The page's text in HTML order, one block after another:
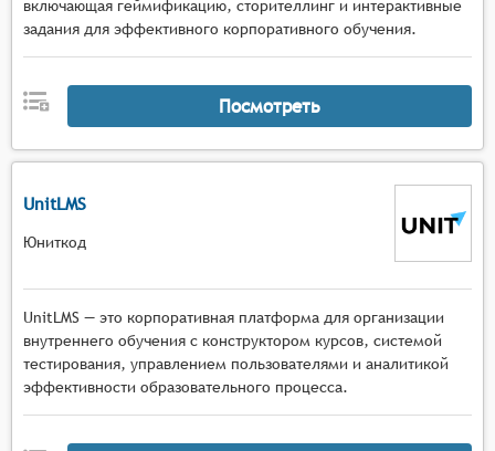
включающая геймификацию, сторителлинг и интерактивные
задания для эффективного корпоративного обучения.
Посмотреть
UnitLMS
Юниткод
UnitLMS — это корпоративная платформа для организации
внутреннего обучения с конструктором курсов, системой
тестирования, управлением пользователями и аналитикой
эффективности образовательного процесса.